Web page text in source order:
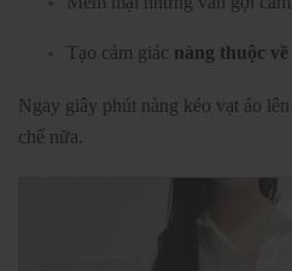
Tạo cảm giác nàng thuộc
Ngay giây phút nàng kéo vạt áo
chế nữa.